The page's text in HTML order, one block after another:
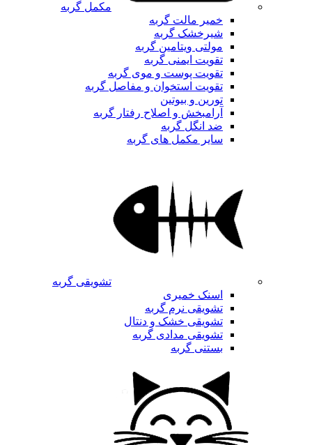
مکمل گربه
خمیر مالت گربه
شیرخشک گربه
مولتی ویتامین گربه
تقویت ایمنی گربه
تقویت پوست و موی گربه
تقویت استخوان و مفاصل گربه
تورین و بیوتین
آرامبخش و اصلاح رفتار گربه
ضد انگل گربه
سایر مکمل های گربه
تشویقی گربه
اسنک خمیری
تشویقی نرم گربه
تشویقی خشک و دنتال
تشویقی مدادی گربه
بستنی گربه